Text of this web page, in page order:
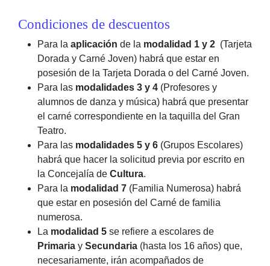
Condiciones de descuentos
Para la aplicación de la modalidad 1 y 2 (Tarjeta
Dorada y Carné Joven) habrá que estar en
posesión de la Tarjeta Dorada o del Carné Joven.
Para las modalidades 3 y 4 (Profesores y
alumnos de danza y música) habrá que presentar
el carné correspondiente en la taquilla del Gran
Teatro.
Para las modalidades 5 y 6 (Grupos Escolares)
habrá que hacer la solicitud previa por escrito en
la Concejalía de Cultura.
Para la modalidad 7 (Familia Numerosa) habrá
que estar en posesión del Carné de familia
numerosa.
La modalidad 5 se refiere a escolares de
Primaria y Secundaria (hasta los 16 años) que,
necesariamente, irán acompañados de